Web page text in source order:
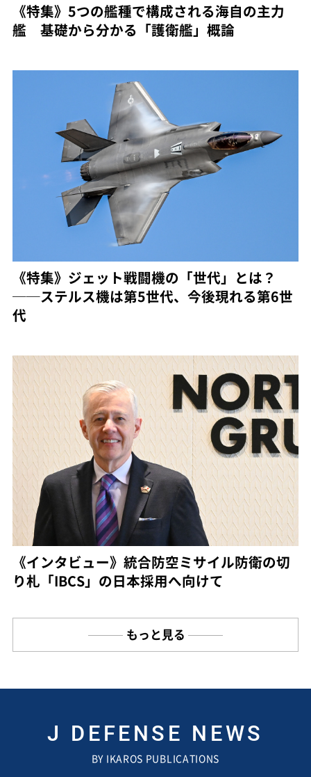
《特集》5つの艦種で構成される海自の主力
艦 基礎から分かる「護衛艦」概論
《特集》ジェット戦闘機の「世代」とは？
──ステルス機は第5世代、今後現れる第6世
代
《インタビュー》統合防空ミサイル防衛の切
り札「IBCS」の日本採用へ向けて
もっと見る
J DEFENSE NEWS
BY IKAROS PUBLICATIONS